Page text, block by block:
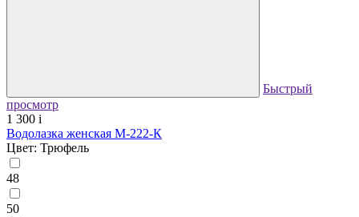
Быстрый
просмотр
1 300 i
Водолазка женская М-222-К
Цвет: Трюфель
48
50